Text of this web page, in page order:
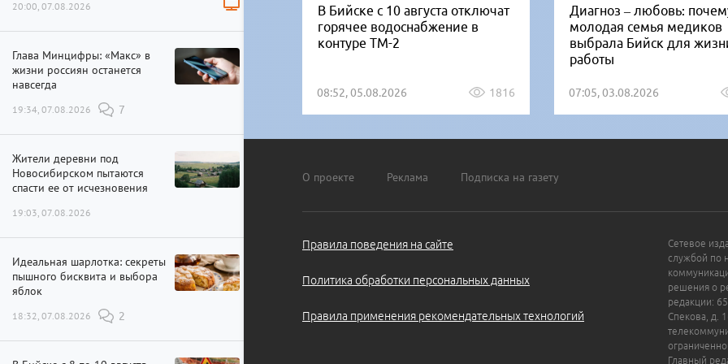
20:00, 07.08.2026
Глава Минцифры: «Макс» в
жизни россиян останется
навсегда
19:34, 07.08.2026 7
Жители деревни под
Новосибирском пытаются
спасти ее от исчезновения
19:03, 07.08.2026
Идеальная шарлотка: секреты
пышного бисквита и выбора
яблок
18:32, 07.08.2026 2
В Бийске с 10 августа отключат
горячее водоснабжение в
контуре ТМ-2
08:52, 05.08.2026 1816
Диагноз – любовь:
молодая семья медиков
выбрала Бийск для
работы
07:05, 03.08.2026
О проекте Реклама Подписка на газету
Правила поведения на сайте
Политика обработки персональных данных
Правила применения рекомендательных технологий
Сетевое
службой по
решения о
редакции:
Спекова, д.
Главный